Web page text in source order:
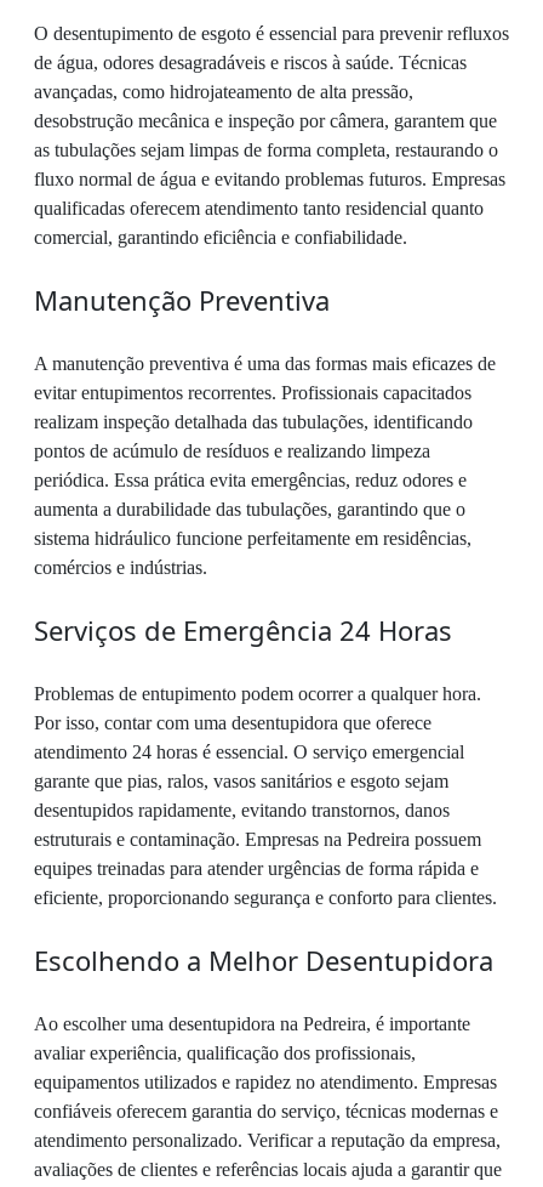
O desentupimento de esgoto é essencial para prevenir refluxos
de água, odores desagradáveis e riscos à saúde. Técnicas
avançadas, como hidrojateamento de alta pressão,
desobstrução mecânica e inspeção por câmera, garantem que
as tubulações sejam limpas de forma completa, restaurando o
fluxo normal de água e evitando problemas futuros. Empresas
qualificadas oferecem atendimento tanto residencial quanto
comercial, garantindo eficiência e confiabilidade.
Manutenção Preventiva
A manutenção preventiva é uma das formas mais eficazes de
evitar entupimentos recorrentes. Profissionais capacitados
realizam inspeção detalhada das tubulações, identificando
pontos de acúmulo de resíduos e realizando limpeza
periódica. Essa prática evita emergências, reduz odores e
aumenta a durabilidade das tubulações, garantindo que o
sistema hidráulico funcione perfeitamente em residências,
comércios e indústrias.
Serviços de Emergência 24 Horas
Problemas de entupimento podem ocorrer a qualquer hora.
Por isso, contar com uma desentupidora que oferece
atendimento 24 horas é essencial. O serviço emergencial
garante que pias, ralos, vasos sanitários e esgoto sejam
desentupidos rapidamente, evitando transtornos, danos
estruturais e contaminação. Empresas na Pedreira possuem
equipes treinadas para atender urgências de forma rápida e
eficiente, proporcionando segurança e conforto para clientes.
Escolhendo a Melhor Desentupidora
Ao escolher uma desentupidora na Pedreira, é importante
avaliar experiência, qualificação dos profissionais,
equipamentos utilizados e rapidez no atendimento. Empresas
confiáveis oferecem garantia do serviço, técnicas modernas e
atendimento personalizado. Verificar a reputação da empresa,
avaliações de clientes e referências locais ajuda a garantir que